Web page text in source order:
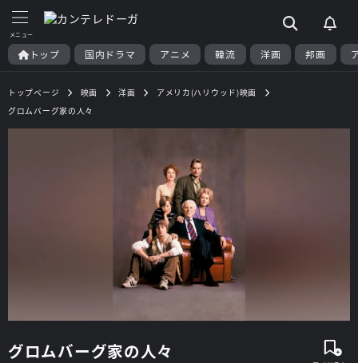
トップ 国内ドラマ アニメ 韓流 洋画 邦画
トップページ 映画 洋画
アメリカ(ハリウッド)映画
グロムバーグ家の人々
グロムバーグ家の人々